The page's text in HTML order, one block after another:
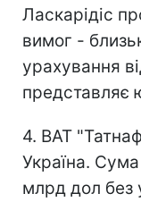
Ласкарідіс
вимог -
урахування
представляє
4. ВАТ
Україна.
млрд дол без